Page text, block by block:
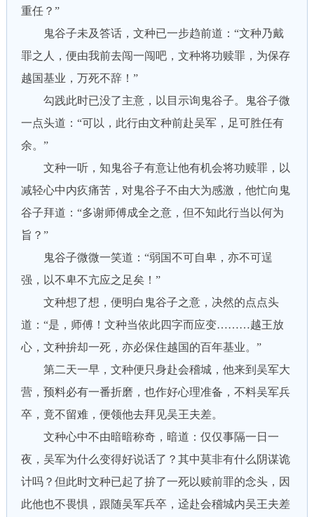
重任？”
鬼谷子未及答话，文种已一步趋前道：“文种乃戴
罪之人，便由我前去闯一闯吧，文种将功赎罪，为保存
越国基业，万死不辞！”
勾践此时已没了主意，以目示询鬼谷子。鬼谷子微
一点头道：“可以，此行由文种前赴吴军，足可胜任有
余。”
文种一听，知鬼谷子有意让他有机会将功赎罪，以
减轻心中内疚痛苦，对鬼谷子不由大为感激，他忙向鬼
谷子拜道：“多谢师傅成全之意，但不知此行当以何为
旨？”
鬼谷子微微一笑道：“弱国不可自卑，亦不可逞
强，以不卑不亢应之足矣！”
文种想了想，便明白鬼谷子之意，决然的点点头
道：“是，师傅！文种当依此四字而应变………越王放
心，文种拚却一死，亦必保住越国的百年基业。”
第二天一早，文种便只身赴会稽城，他来到吴军大
营，预料必有一番折磨，也作好心理准备，不料吴军兵
卒，竟不留难，便领他去拜见吴王夫差。
文种心中不由暗暗称奇，暗道：仅仅事隔一日一
夜，吴军为什么变得好说话了？其中莫非有什么阴谋诡
计吗？但此时文种已起了拚了一死以赎前罪的念头，因
此他也不畏惧，跟随吴军兵卒，迳赴会稽城内吴王夫差